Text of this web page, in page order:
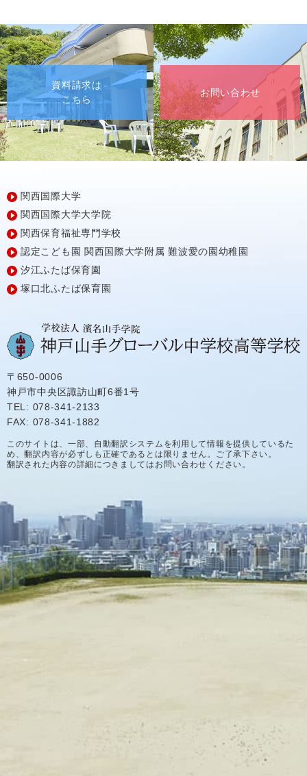
資料請求は
こちら
お問い合わせ
関西国際大学
関西国際大学大学院
関西保育福祉専門学校
認定こども園 関西国際大学附属 難波愛の園幼稚園
汐江ふたば保育園
塚口北ふたば保育園
〒650-0006
神戸市中央区諏訪山町6番1号
TEL: 078-341-2133
FAX: 078-341-1882
このサイトは、一部、自動翻訳システムを利用して情報を提供しているた
め、翻訳内容が必ずしも正確であるとは限りません。ご了承下さい。
翻訳された内容の詳細につきましてはお問い合わせください。